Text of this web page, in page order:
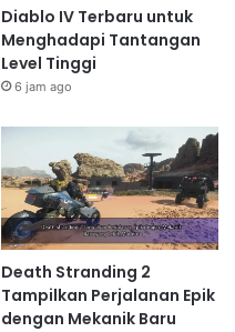
Diablo IV Terbaru untuk
Menghadapi Tantangan
Level Tinggi
6 jam ago
Death Stranding 2
Tampilkan Perjalanan Epik
dengan Mekanik Baru